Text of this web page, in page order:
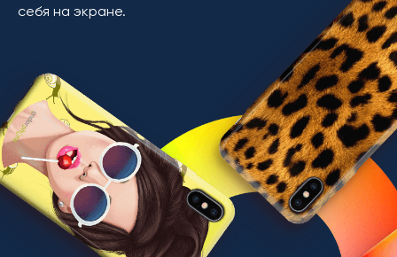
себя на экране.